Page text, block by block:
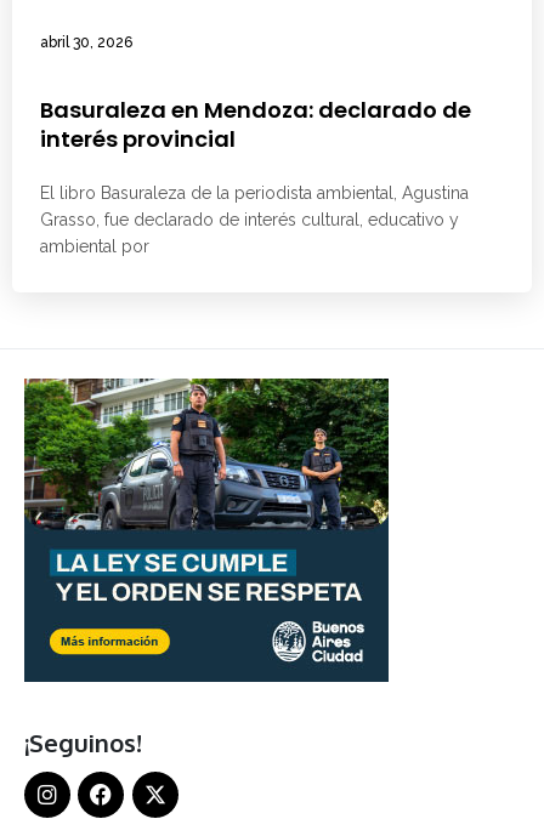
abril 30, 2026
Basuraleza en Mendoza: declarado de
interés provincial
El libro Basuraleza de la periodista ambiental, Agustina
Grasso, fue declarado de interés cultural, educativo y
ambiental por
¡Seguinos!